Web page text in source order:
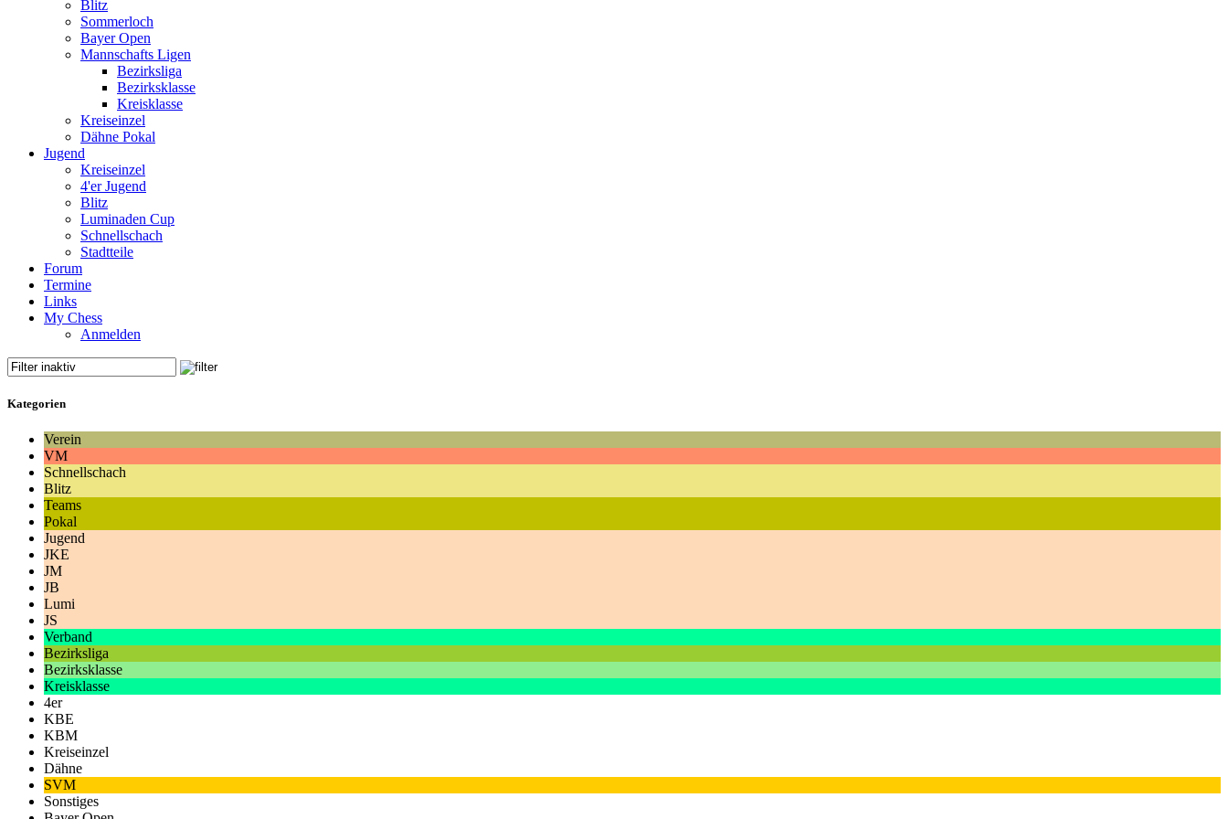
Blitz
Sommerloch
Bayer Open
Mannschafts Ligen
Bezirksliga
Bezirksklasse
Kreisklasse
Kreiseinzel
Dähne Pokal
Jugend
Kreiseinzel
4'er Jugend
Blitz
Luminaden Cup
Schnellschach
Stadtteile
Forum
Termine
Links
My Chess
Anmelden
Kategorien
Verein
VM
Schnellschach
Blitz
Teams
Pokal
Jugend
JKE
JM
JB
Lumi
JS
Verband
Bezirksliga
Bezirksklasse
Kreisklasse
4er
KBE
KBM
Kreiseinzel
Dähne
SVM
Sonstiges